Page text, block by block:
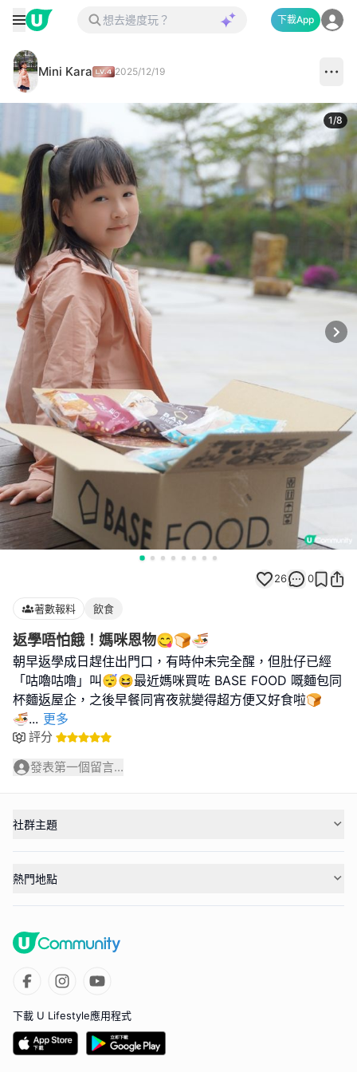
下載App
Mini Kara 2025/12/19
1/8
26 0
著數報料 飲食
返學唔怕餓！媽咪恩物😋🍞🍜
朝早返學成日趕住出門口，有時仲未完全醒，但肚仔已經
「咕嚕咕嚕」叫😴😆最近媽咪買咗 BASE FOOD 嘅麵包同
杯麵返屋企，之後早餐同宵夜就變得超方便又好食啦🍞
🍜... 更多
評分
發表第一個留言...
社群主題
熱門地點
下載 U Lifestyle應用程式